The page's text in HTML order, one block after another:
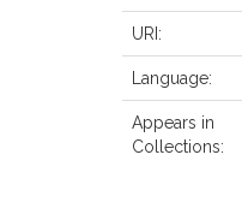
URI:
Language:
Appears in
Collections: